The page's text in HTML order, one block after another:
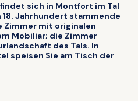
sich in Montfort im Tal
18. Jahrhundert stammende
Zimmer mit originalen
Mobiliar; die Zimmer
des Tals. In
speisen Sie am Tisch der